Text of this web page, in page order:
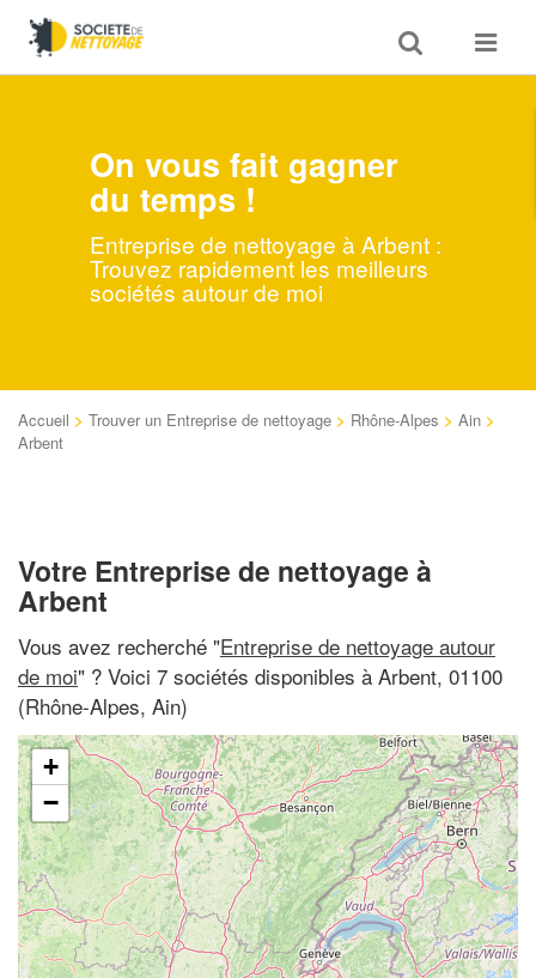
Toggle
search
Toggle
On vous fait gagner
du temps !
Entreprise de nettoyage à Arbent :
Trouvez rapidement les meilleurs
sociétés autour de moi
Accueil > Trouver un Entreprise de nettoyage > Rhône-Alpes > Ain >
Arbent
Votre Entreprise de nettoyage à
Arbent
Vous avez recherché "Entreprise de nettoyage autour
de moi" ? Voici 7 sociétés disponibles à Arbent, 01100
(Rhône-Alpes, Ain)
+
−